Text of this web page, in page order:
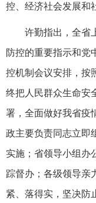
控、经济社会发展和
许勤指出，全省
防控的重要指示和党
控机制会议安排，按
终把人民群众生命安
署，全面做好我省疫
政主要负责同志立即
实施；省领导小组办
踪督办；各级领导亲
紧、落得实，坚决防